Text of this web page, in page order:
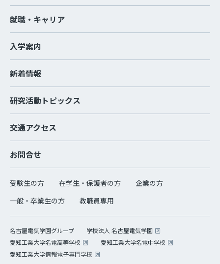
就職・キャリア
入学案内
新着情報
研究活動トピックス
交通アクセス
お問合せ
受験生の方 在学生・保護者の方
企業の方
一般・卒業生の方
教職員専用
名古屋電気学園グループ
学校法人 名古屋電気学園
愛知工業大学名電高等学校
愛知工業大学名電中学校
愛知工業大学情報電子専門学校